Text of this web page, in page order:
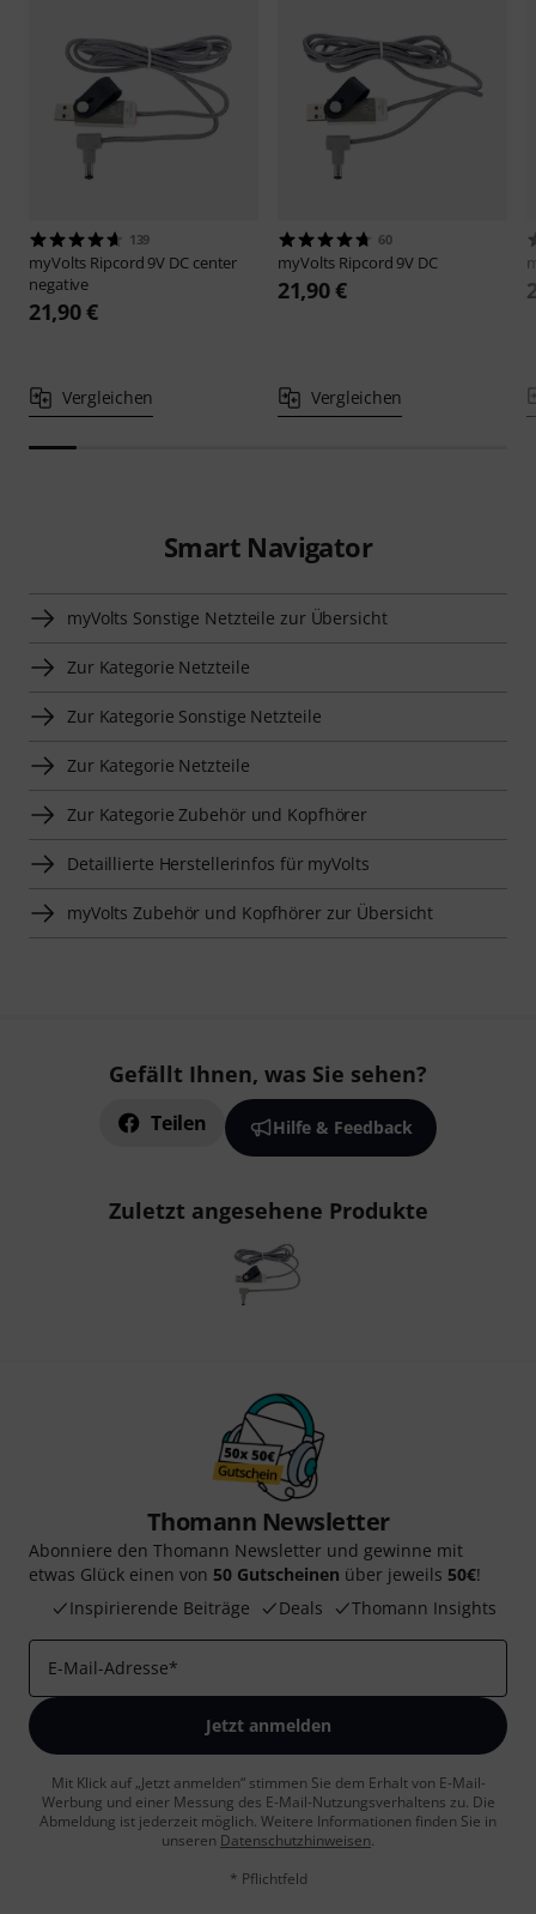
139
myVolts Ripcord 9V DC center
negative
21,90 €
Vergleichen
60
myVolts Ripcord 9V DC
21,90 €
Vergleichen
Smart Navigator
myVolts Sonstige Netzteile zur Übersicht
Zur Kategorie Netzteile
Zur Kategorie Sonstige Netzteile
Zur Kategorie Netzteile
Zur Kategorie Zubehör und Kopfhörer
Detaillierte Herstellerinfos für myVolts
myVolts Zubehör und Kopfhörer zur Übersicht
Gefällt Ihnen, was Sie sehen?
Teilen Hilfe & Feedback
Zuletzt angesehene Produkte
Thomann Newsletter
Abonniere den Thomann Newsletter und gewinne mit
etwas Glück einen von 50 Gutscheinen über jeweils 50€!
Inspirierende Beiträge
Deals Thomann Insights
E-Mail-Adresse*
Jetzt anmelden
Mit Klick auf „Jetzt anmelden“ stimmen Sie dem Erhalt von E-Mail-
Werbung und einer Messung des E-Mail-Nutzungsverhaltens zu. Die
Abmeldung ist jederzeit möglich. Weitere Informationen finden Sie in
unseren Datenschutzhinweisen.
* Pflichtfeld